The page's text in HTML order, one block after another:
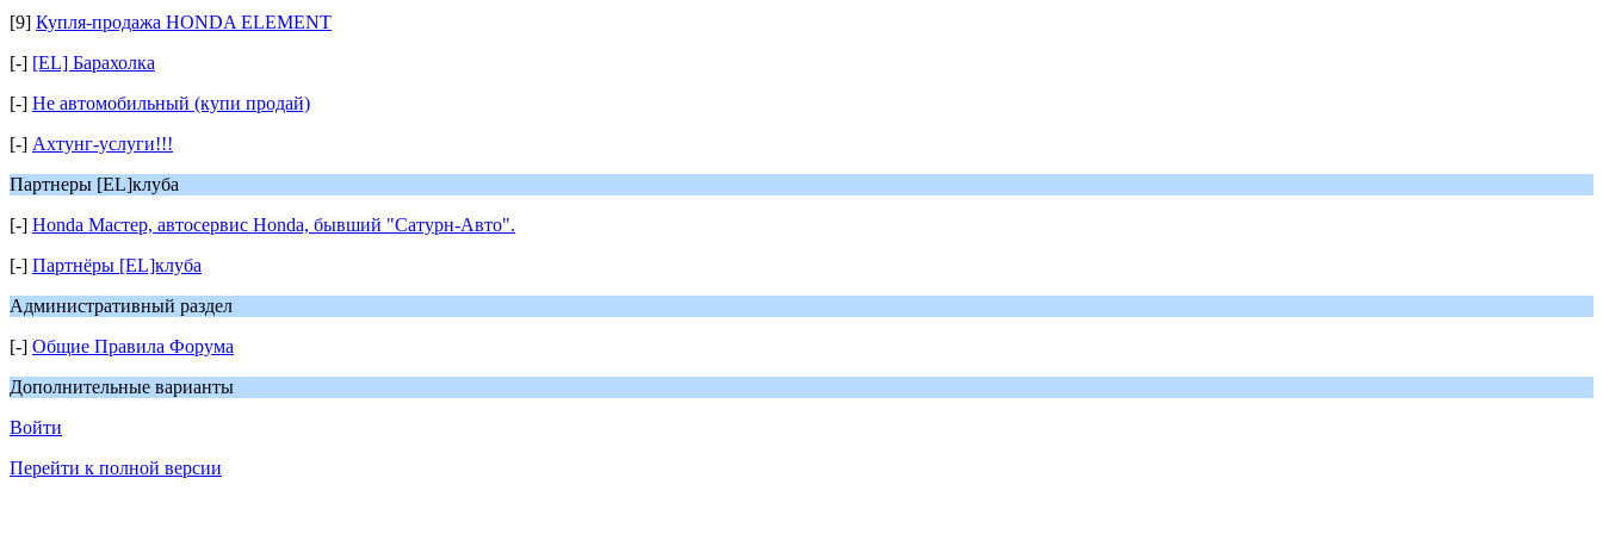
[9] Купля-продажа HONDA ELEMENT
[-] [EL] Барахолка
[-] Не автомобильный (купи продай)
[-] Ахтунг-услуги!!!
Партнеры [EL]клуба
[-] Honda Мастер, автосервис Honda, бывший "Сатурн-Авто".
[-] Партнёры [EL]клуба
Административный раздел
[-] Общие Правила Форума
Дополнительные варианты
Войти
Перейти к полной версии